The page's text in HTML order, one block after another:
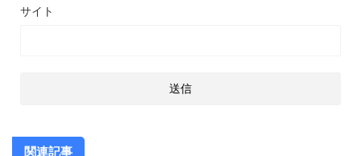
サイト
関連記事